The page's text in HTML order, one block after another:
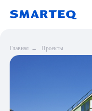
Главная → Проекты